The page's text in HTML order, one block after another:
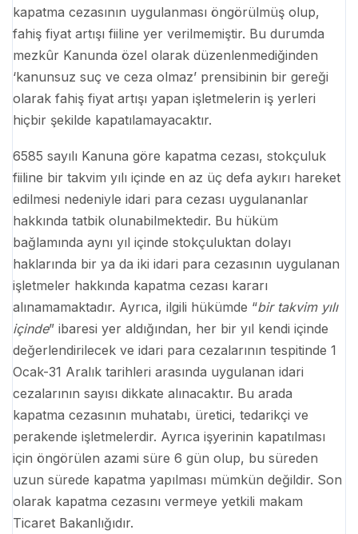
kapatma cezasının uygulanması öngörülmüş olup,
fahiş fiyat artışı fiiline yer verilmemiştir. Bu durumda
mezkûr Kanunda özel olarak düzenlenmediğinden
‘kanunsuz suç ve ceza olmaz’ prensibinin bir gereği
olarak fahiş fiyat artışı yapan işletmelerin iş yerleri
hiçbir şekilde kapatılamayacaktır.
6585 sayılı Kanuna göre kapatma cezası, stokçuluk
fiiline bir takvim yılı içinde en az üç defa aykırı hareket
edilmesi nedeniyle idari para cezası uygulananlar
hakkında tatbik olunabilmektedir. Bu hüküm
bağlamında aynı yıl içinde stokçuluktan dolayı
haklarında bir ya da iki idari para cezasının uygulanan
işletmeler hakkında kapatma cezası kararı
alınamamaktadır. Ayrıca, ilgili hükümde “bir takvim yılı
içinde” ibaresi yer aldığından, her bir yıl kendi içinde
değerlendirilecek ve idari para cezalarının tespitinde 1
Ocak-31 Aralık tarihleri arasında uygulanan idari
cezalarının sayısı dikkate alınacaktır. Bu arada
kapatma cezasının muhatabı, üretici, tedarikçi ve
perakende işletmelerdir. Ayrıca işyerinin kapatılması
için öngörülen azami süre 6 gün olup, bu süreden
uzun sürede kapatma yapılması mümkün değildir. Son
olarak kapatma cezasını vermeye yetkili makam
Ticaret Bakanlığıdır.